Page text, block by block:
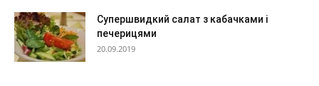
Супершвидкий салат з кабачками і
печерицями
20.09.2019